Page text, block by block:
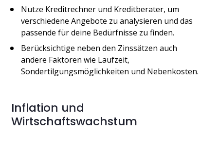
Nutze Kreditrechner und Kreditberater, um
verschiedene Angebote zu analysieren und das
passende für deine Bedürfnisse zu finden.​
Berücksichtige neben den Zinssätzen auch
andere Faktoren wie Laufzeit,
Sondertilgungsmöglichkeiten und Nebenkosten.​
Inflation und
Wirtschaftswachstum